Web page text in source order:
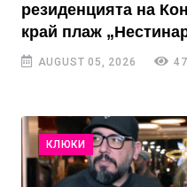
резиденцията на
край плаж
AUGUST 05, 2026
КЛЮКИ